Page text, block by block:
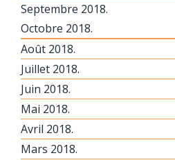
Septembre 2018.
Octobre 2018.
Août 2018.
Juillet 2018.
Juin 2018.
Mai 2018.
Avril 2018.
Mars 2018.